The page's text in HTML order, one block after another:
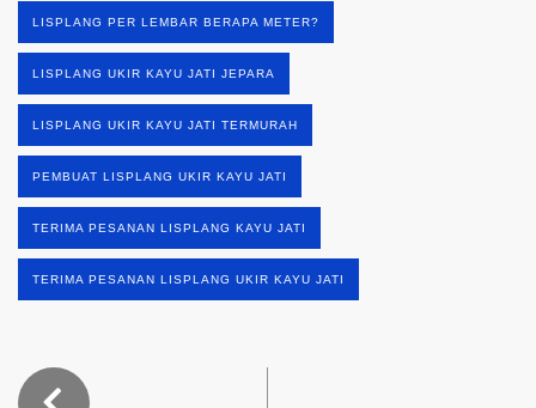
LISPLANG PER LEMBAR BERAPA METER?
LISPLANG UKIR KAYU JATI JEPARA
LISPLANG UKIR KAYU JATI TERMURAH
PEMBUAT LISPLANG UKIR KAYU JATI
TERIMA PESANAN LISPLANG KAYU JATI
TERIMA PESANAN LISPLANG UKIR KAYU JATI